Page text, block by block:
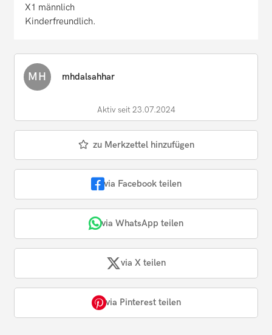
X1 männlich
Kinderfreundlich.
MH mhdalsahhar
Aktiv seit 23.07.2024
zu Merkzettel hinzufügen
via Facebook teilen
via WhatsApp teilen
via X teilen
via Pinterest teilen